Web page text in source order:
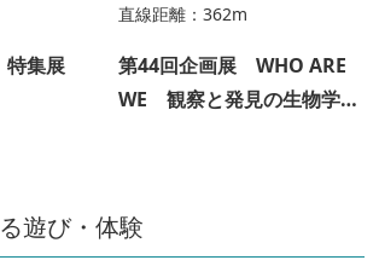
集展
直線距離：362m
第44回企画展 WHO ARE
WE 観察と発見の生物学
遊び・体験